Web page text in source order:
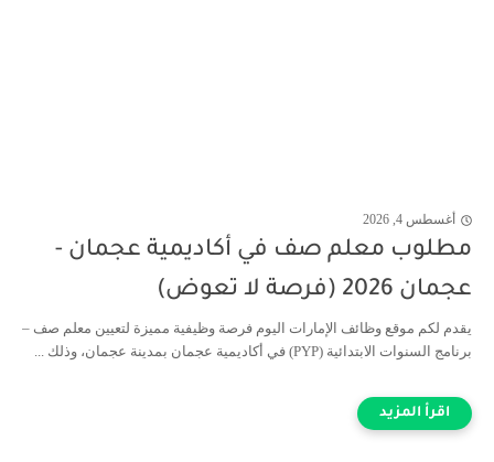
أغسطس 4, 2026
مطلوب معلم صف في أكاديمية عجمان -
عجمان 2026 (فرصة لا تعوض)
يقدم لكم موقع وظائف الإمارات اليوم فرصة وظيفية مميزة لتعيين معلم صف –
برنامج السنوات الابتدائية (PYP) في أكاديمية عجمان بمدينة عجمان، وذلك ...